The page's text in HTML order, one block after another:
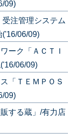
09)
受注管理システム
('16/06/09)
ーク「ＡＣＴＩ
06/09)
「ＴＥＭＰＯＳ
09)
する蔵」/有力店